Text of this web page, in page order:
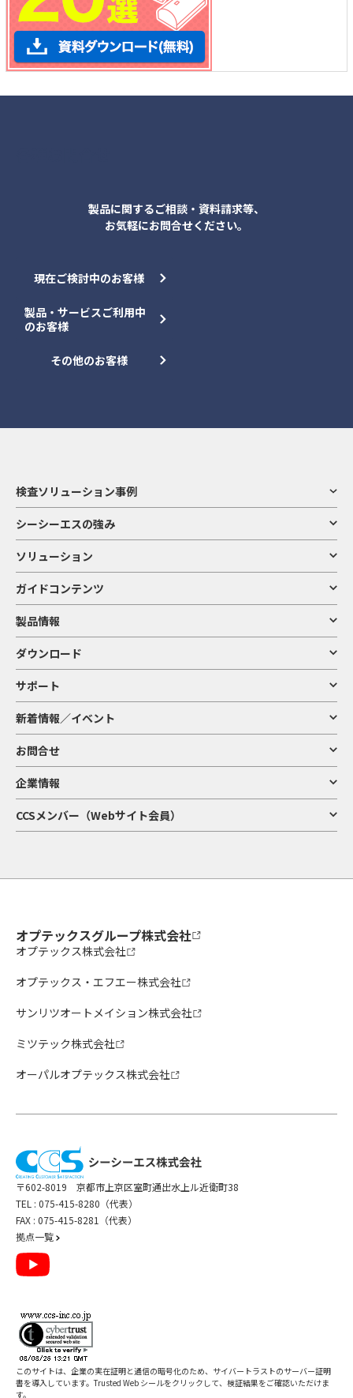
製品に関するご相談・資料請求等、
お気軽にお問合せください。
現在ご検討中のお客様
製品・サービスご利用中
のお客様
その他のお客様
検査ソリューション事例
シーシーエスの強み
ソリューション
ガイドコンテンツ
製品情報
ダウンロード
サポート
新着情報／イベント
お問合せ
企業情報
CCSメンバー（Webサイト会員）
オプテックスグループ株式会社
オプテックス株式会社
オプテックス・エフエー株式会社
サンリツオートメイション株式会社
ミツテック株式会社
オーパルオプテックス株式会社
〒602-8019 京都市上京区室町通出水上ル近衛町38
TEL : 075-415-8280（代表）
FAX : 075-415-8281（代表）
拠点一覧
このサイトは、企業の実在証明と通信の暗号化のため、サイバートラストのサーバー証明
書を導入しています。Trusted Web シールをクリックして、検証結果をご確認いただけま
す。